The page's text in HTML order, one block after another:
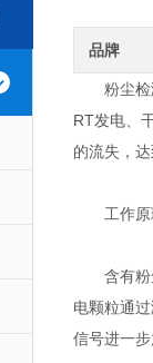
品牌
粉尘检测
RT发电、
的流失，
工作原
含有粉尘
电颗粒通
信号进一